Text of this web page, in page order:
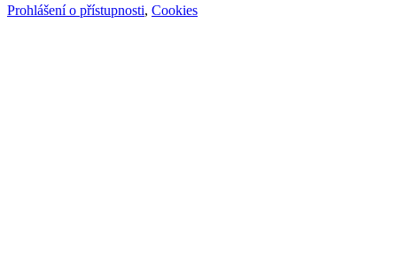
Prohlášení o přístupnosti, Cookies